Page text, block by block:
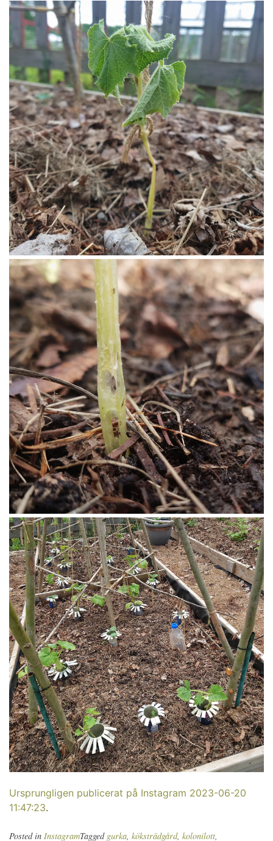
Ursprungligen publicerat på Instagram 2023-06-20
11:47:23.
Posted in InstagramTagged gurka, köksträdgård, kolonilott,